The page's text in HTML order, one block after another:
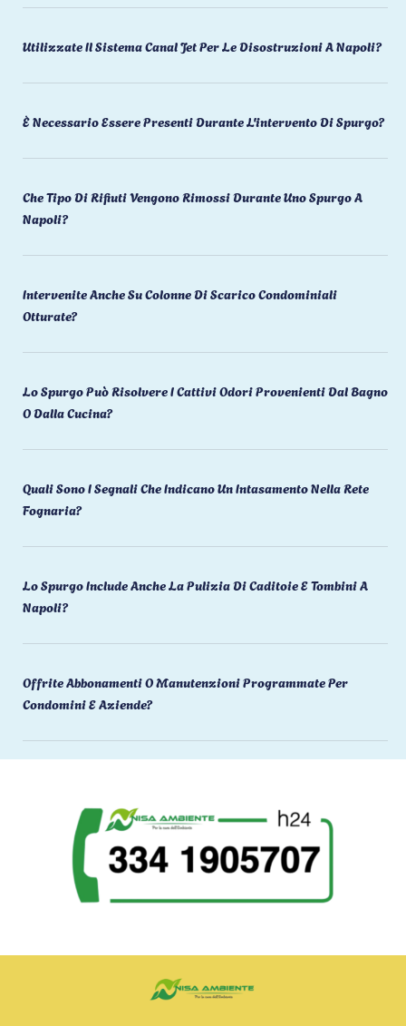
Utilizzate Il Sistema Canal Jet Per Le Disostruzioni A Napoli?
È Necessario Essere Presenti Durante L'intervento Di Spurgo?
Che Tipo Di Rifiuti Vengono Rimossi Durante Uno Spurgo A
Napoli?
Intervenite Anche Su Colonne Di Scarico Condominiali
Otturate?
Lo Spurgo Può Risolvere I Cattivi Odori Provenienti Dal Bagno
O Dalla Cucina?
Quali Sono I Segnali Che Indicano Un Intasamento Nella Rete
Fognaria?
Lo Spurgo Include Anche La Pulizia Di Caditoie E Tombini A
Napoli?
Offrite Abbonamenti O Manutenzioni Programmate Per
Condomini E Aziende?